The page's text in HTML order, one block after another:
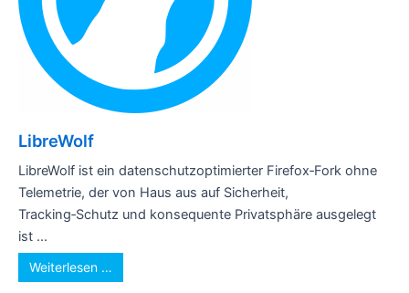
LibreWolf
LibreWolf ist ein datenschutzoptimierter Firefox‑Fork ohne
Telemetrie, der von Haus aus auf Sicherheit,
Tracking‑Schutz und konsequente Privatsphäre ausgelegt
ist ...
Weiterlesen …